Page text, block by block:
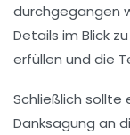
durchgegangen
Details im Blick
erfüllen und die
Schließlich
Danksagung an